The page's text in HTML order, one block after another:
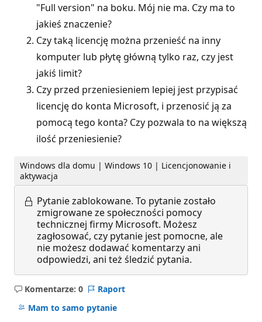
"Full version" na boku. Mój nie ma. Czy ma to
jakieś znaczenie?
Czy taką licencję można przenieść na inny
komputer lub płytę główną tylko raz, czy jest
jakiś limit?
Czy przed przeniesieniem lepiej jest przypisać
licencję do konta Microsoft, i przenosić ją za
pomocą tego konta? Czy pozwala to na większą
ilość przeniesienie?
Windows dla domu | Windows 10 | Licencjonowanie i
aktywacja
Pytanie zablokowane. To pytanie zostało
zmigrowane ze społeczności pomocy
technicznej firmy Microsoft. Możesz
zagłosować, czy pytanie jest pomocne, ale
nie możesz dodawać komentarzy ani
odpowiedzi, ani też śledzić pytania.
Komentarze: 0
Brak
komentarzy
Raport
Mam to samo pytanie